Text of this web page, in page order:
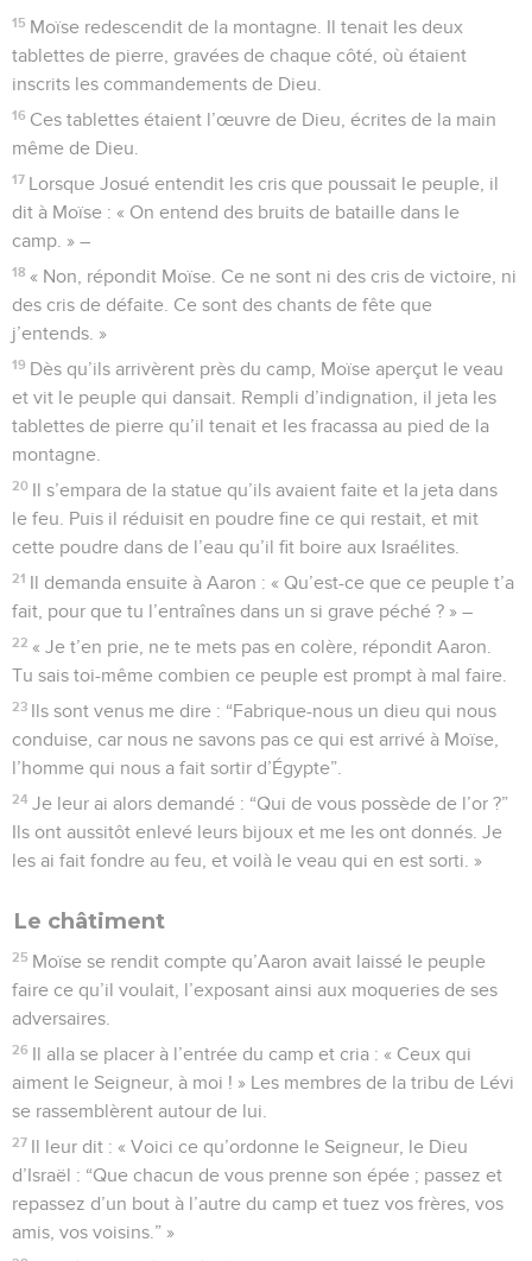
15 Moïse redescendit de la montagne. Il tenait les deux
tablettes de pierre, gravées de chaque côté, où étaient
inscrits les commandements de Dieu.
16 Ces tablettes étaient l’œuvre de Dieu, écrites de la main
même de Dieu.
17 Lorsque Josué entendit les cris que poussait le peuple, il
dit à Moïse : « On entend des bruits de bataille dans le
camp. » –
18 « Non, répondit Moïse. Ce ne sont ni des cris de victoire, ni
des cris de défaite. Ce sont des chants de fête que
j’entends. »
19 Dès qu’ils arrivèrent près du camp, Moïse aperçut le veau
et vit le peuple qui dansait. Rempli d’indignation, il jeta les
tablettes de pierre qu’il tenait et les fracassa au pied de la
montagne.
20 Il s’empara de la statue qu’ils avaient faite et la jeta dans
le feu. Puis il réduisit en poudre fine ce qui restait, et mit
cette poudre dans de l’eau qu’il fit boire aux Israélites.
21 Il demanda ensuite à Aaron : « Qu’est-ce que ce peuple t’a
fait, pour que tu l’entraînes dans un si grave péché ? » –
22 « Je t’en prie, ne te mets pas en colère, répondit Aaron.
Tu sais toi-même combien ce peuple est prompt à mal faire.
23 Ils sont venus me dire : “Fabrique-nous un dieu qui nous
conduise, car nous ne savons pas ce qui est arrivé à Moïse,
l’homme qui nous a fait sortir d’Égypte”.
24 Je leur ai alors demandé : “Qui de vous possède de l’or ?”
Ils ont aussitôt enlevé leurs bijoux et me les ont donnés. Je
les ai fait fondre au feu, et voilà le veau qui en est sorti. »
Le châtiment
25 Moïse se rendit compte qu’Aaron avait laissé le peuple
faire ce qu’il voulait, l’exposant ainsi aux moqueries de ses
adversaires.
26 Il alla se placer à l’entrée du camp et cria : « Ceux qui
aiment le Seigneur, à moi ! » Les membres de la tribu de Lévi
se rassemblèrent autour de lui.
27 Il leur dit : « Voici ce qu’ordonne le Seigneur, le Dieu
d’Israël : “Que chacun de vous prenne son épée ; passez et
repassez d’un bout à l’autre du camp et tuez vos frères, vos
amis, vos voisins.” »